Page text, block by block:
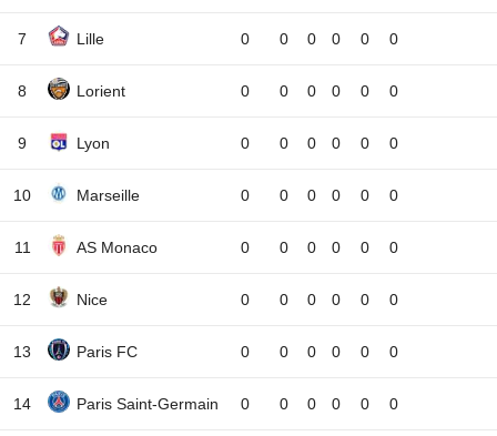
7 Lille 0 0 0 0 0 0
8 Lorient 0 0 0 0 0 0
9 Lyon 0 0 0 0 0 0
10 Marseille 0 0 0 0 0 0
11 AS Monaco 0 0 0 0 0 0
12 Nice 0 0 0 0 0 0
13 Paris FC 0 0 0 0 0 0
14 Paris Saint-Germain 0 0 0 0 0 0